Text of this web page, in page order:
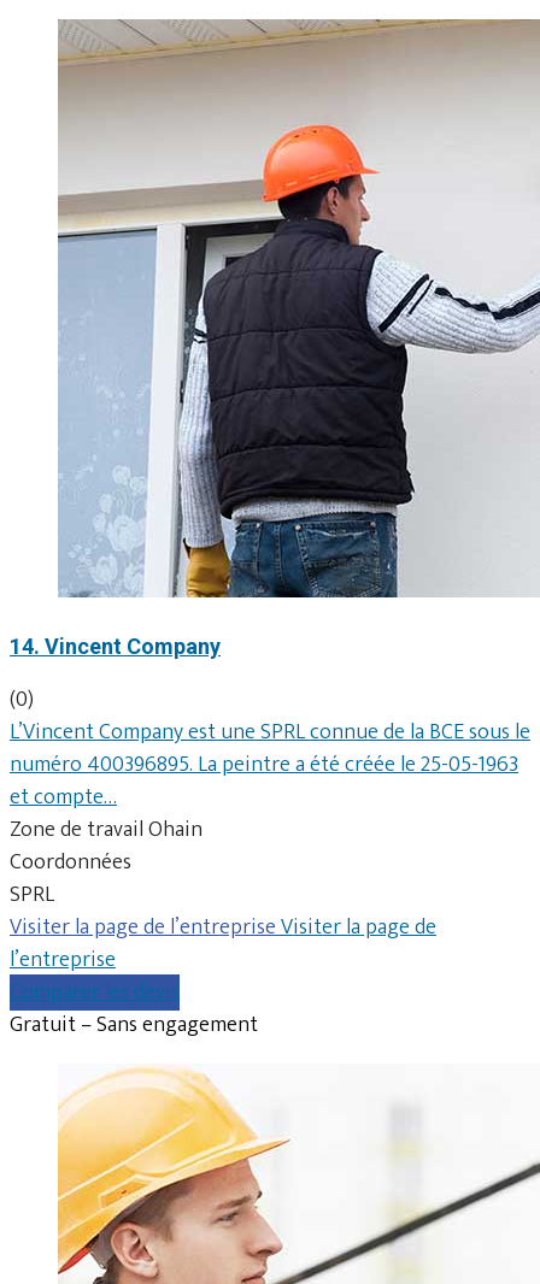
14. Vincent Company
(0)
L’Vincent Company est une SPRL connue de la BCE sous le
numéro 400396895. La peintre a été créée le 25-05-1963
et compte…
Zone de travail Ohain
Coordonnées
SPRL
Visiter la page de l’entrepriseVisiter la page de
l’entreprise
Comparer les devis
Gratuit – Sans engagement